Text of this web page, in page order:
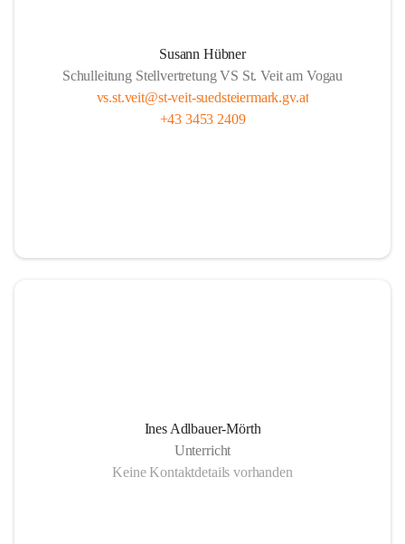
Susann Hübner
Schulleitung Stellvertretung VS St. Veit am Vogau
vs.st.veit@st-veit-suedsteiermark.gv.at
+43 3453 2409
Ines Adlbauer-Mörth
Unterricht
Keine Kontaktdetails vorhanden